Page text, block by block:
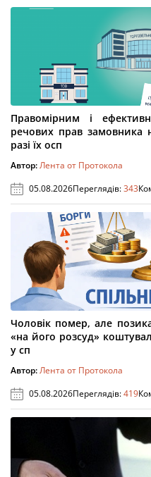
Правомірним і
речових прав замовника
разі їх осп
Автор:Лента от Протокола
05.08.2026Переглядів:343
Чоловік помер, але
«на його розсуд»
у сп
Автор:Лента от Протокола
05.08.2026Переглядів:419